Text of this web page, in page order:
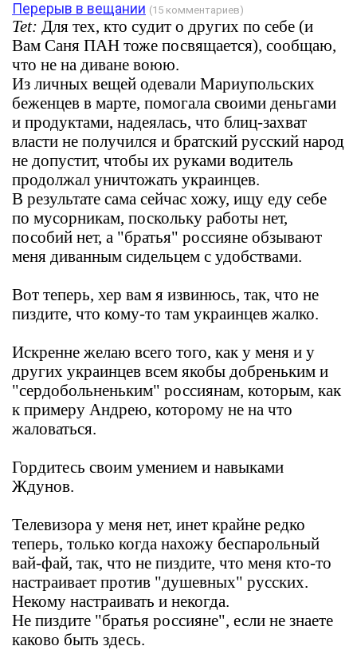
Перерыв в вещании (15 комментариев)
Tet: Для тех, кто судит о других по себе (и
Вам Саня ПАН тоже посвящается), сообщаю,
что не на диване воюю.
Из личных вещей одевали Мариупольских
беженцев в марте, помогала своими деньгами
и продуктами, надеялась, что блиц-захват
власти не получился и братский русский народ
не допустит, чтобы их руками водитель
продолжал уничтожать украинцев.
В результате сама сейчас хожу, ищу еду себе
по мусорникам, поскольку работы нет,
пособий нет, а "братья" россияне обзывают
меня диванным сидельцем с удобствами.
Вот теперь, хер вам я извинюсь, так, что не
пиздите, что кому-то там украинцев жалко.
Искренне желаю всего того, как у меня и у
других украинцев всем якобы добреньким и
"сердобольненьким" россиянам, которым, как
к примеру Андрею, которому не на что
жаловаться.
Гордитесь своим умением и навыками
Ждунов.
Телевизора у меня нет, инет крайне редко
теперь, только когда нахожу беспарольный
вай-фай, так, что не пиздите, что меня кто-то
настраивает против "душевных" русских.
Некому настраивать и некогда.
Не пиздите "братья россияне", если не знаете
каково быть здесь.